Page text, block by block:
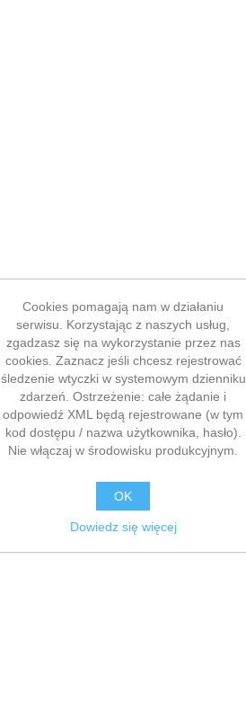
Cookies pomagają nam w działaniu
serwisu. Korzystając z naszych usług,
zgadzasz się na wykorzystanie przez nas
cookies. Zaznacz jeśli chcesz rejestrować
śledzenie wtyczki w systemowym dzienniku
zdarzeń. Ostrzeżenie: całe żądanie i
odpowiedź XML będą rejestrowane (w tym
kod dostępu / nazwa użytkownika, hasło).
Nie włączaj w środowisku produkcyjnym.
OK
Dowiedz się więcej